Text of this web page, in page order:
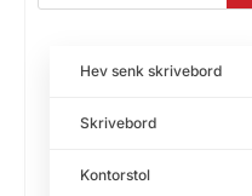
Hev senk skrivebord
Skrivebord
Kontorstol